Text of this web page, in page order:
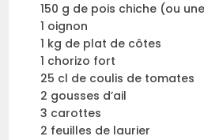
150 g de pois chiche (ou
1 oignon
1 kg de plat de côtes
1 chorizo fort
25 cl de coulis de tomates
2 gousses d’ail
3 carottes
2 feuilles de laurier